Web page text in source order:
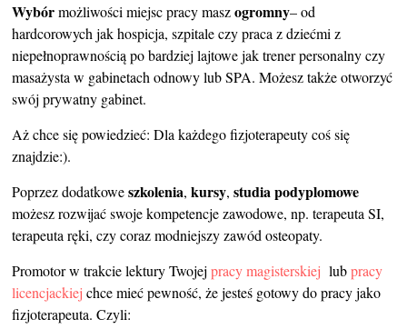
Wybórmożliwości miejsc pracy maszogromny– od
hardcorowych jak hospicja, szpitale czy praca z dziećmi z
niepełnoprawnością po bardziej lajtowe jak trener personalny czy
masażysta w gabinetach odnowy lub SPA. Możesz także otworzyć
swój prywatny gabinet.
Aż chce się powiedzieć: Dla każdego fizjoterapeuty coś się
znajdzie:).
Poprzez dodatkoweszkolenia,kursy,studiapodyplomowe
możesz rozwijać swoje kompetencje zawodowe, np. terapeuta SI,
terapeuta ręki, czy coraz modniejszy zawód osteopaty.
Promotor w trakcie lektury Twojejpracy magisterskiej lubpracy
licencjackiej chce mieć pewność, że jesteś gotowy do pracy jako
fizjoterapeuta. Czyli: